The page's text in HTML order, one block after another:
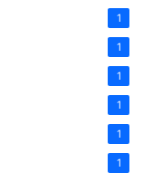
1
1
1
1
1
1